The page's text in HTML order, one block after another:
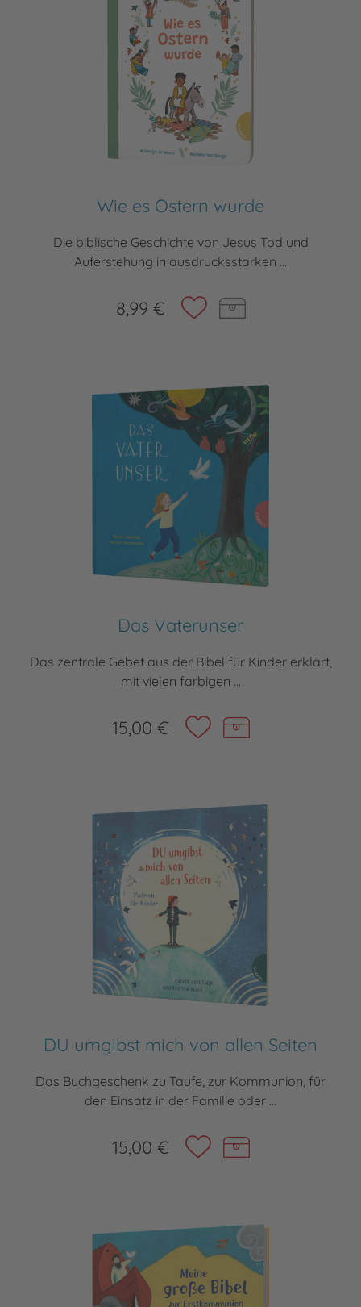
Wie es Ostern wurde
Die biblische Geschichte von Jesus Tod und
Auferstehung in ausdrucksstarken ...
8,99 €
Das Vaterunser
Das zentrale Gebet aus der Bibel für Kinder erklärt,
mit vielen farbigen ...
15,00 €
DU umgibst mich von allen Seiten
Das Buchgeschenk zu Taufe, zur Kommunion, für
den Einsatz in der Familie oder ...
15,00 €